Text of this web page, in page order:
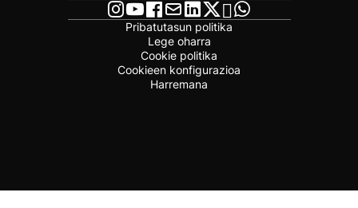
Pribatutasun politika
Lege oharra
Cookie politika
Cookieen konfigurazioa
Harremana